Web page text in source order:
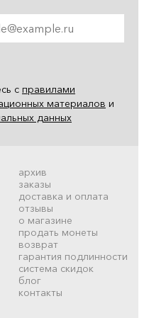
с правилами
материалов и
данных
архив
заказы
доставка и оплата
отзывы
о магазине
продать монеты
возврат
гарантия подлинности
система скидок
блог
контакты